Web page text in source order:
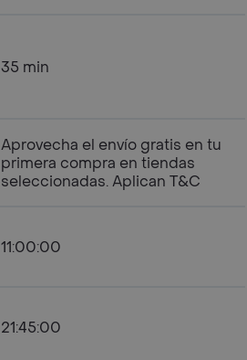
35 min
Aprovecha el envío gratis en tu
primera compra en tiendas
seleccionadas. Aplican T&C
11:00:00
21:45:00